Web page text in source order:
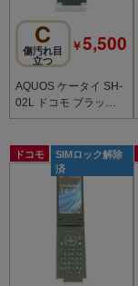
C
傷汚れ目
立つ
￥5,500
AQUOS ケータイ SH-
02L ドコモ ブラック c
20761
ドコモ
SIMロック解除
済